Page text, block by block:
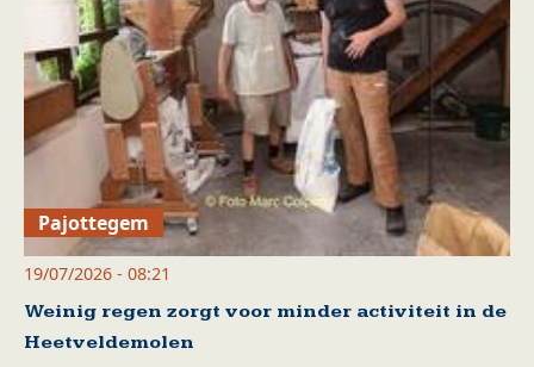
Pajottegem
19/07/2026 - 08:21
Weinig regen zorgt voor minder activiteit in de
Heetveldemolen